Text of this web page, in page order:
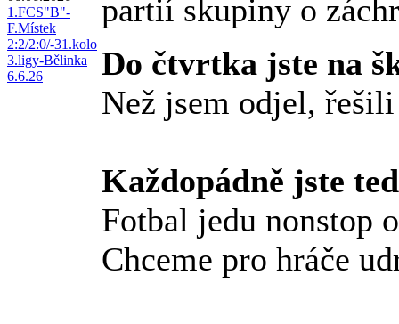
1.FCS"B"-
F.Místek
2:2/2:0/-31.kolo
3.ligy-Bělinka
6.6.26
partií skupiny o
Do čtvrtka jste na
Než jsem odjel,
Každopádně jste
Fotbal jedu nonstop
Chceme pro hráče